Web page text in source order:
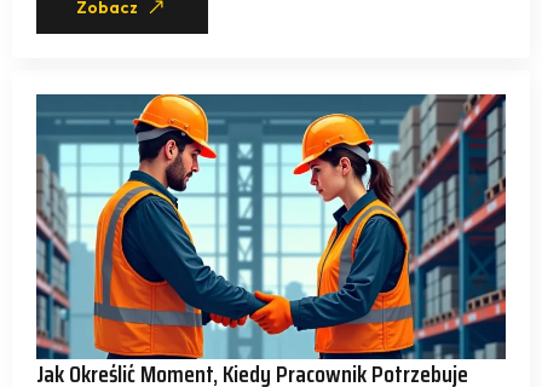
Zobacz
Jak Określić Moment, Kiedy Pracownik Potrzebuje